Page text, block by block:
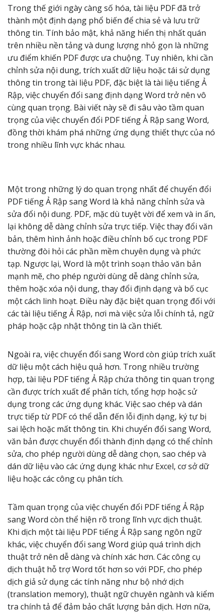
Trong thế giới ngày càng số hóa, tài liệu PDF đã trở
thành một định dạng phổ biến để chia sẻ và lưu trữ
thông tin. Tính bảo mật, khả năng hiển thị nhất quán
trên nhiều nền tảng và dung lượng nhỏ gọn là những
ưu điểm khiến PDF được ưa chuộng. Tuy nhiên, khi cần
chỉnh sửa nội dung, trích xuất dữ liệu hoặc tái sử dụng
thông tin trong tài liệu PDF, đặc biệt là tài liệu tiếng Ả
Rập, việc chuyển đổi sang định dạng Word trở nên vô
cùng quan trọng. Bài viết này sẽ đi sâu vào tầm quan
trọng của việc chuyển đổi PDF tiếng Ả Rập sang Word,
đồng thời khám phá những ứng dụng thiết thực của nó
trong nhiều lĩnh vực khác nhau.
Một trong những lý do quan trọng nhất để chuyển đổi
PDF tiếng Ả Rập sang Word là khả năng chỉnh sửa và
sửa đổi nội dung. PDF, mặc dù tuyệt vời để xem và in ấn,
lại không dễ dàng chỉnh sửa trực tiếp. Việc thay đổi văn
bản, thêm hình ảnh hoặc điều chỉnh bố cục trong PDF
thường đòi hỏi các phần mềm chuyên dụng và phức
tạp. Ngược lại, Word là một trình soạn thảo văn bản
mạnh mẽ, cho phép người dùng dễ dàng chỉnh sửa,
thêm hoặc xóa nội dung, thay đổi định dạng và bố cục
một cách linh hoạt. Điều này đặc biệt quan trọng đối với
các tài liệu tiếng Ả Rập, nơi mà việc sửa lỗi chính tả, ngữ
pháp hoặc cập nhật thông tin là cần thiết.
Ngoài ra, việc chuyển đổi sang Word còn giúp trích xuất
dữ liệu một cách hiệu quả hơn. Trong nhiều trường
hợp, tài liệu PDF tiếng Ả Rập chứa thông tin quan trọng
cần được trích xuất để phân tích, tổng hợp hoặc sử
dụng trong các ứng dụng khác. Việc sao chép và dán
trực tiếp từ PDF có thể dẫn đến lỗi định dạng, ký tự bị
sai lệch hoặc mất thông tin. Khi chuyển đổi sang Word,
văn bản được chuyển đổi thành định dạng có thể chỉnh
sửa, cho phép người dùng dễ dàng chọn, sao chép và
dán dữ liệu vào các ứng dụng khác như Excel, cơ sở dữ
liệu hoặc các công cụ phân tích.
Tầm quan trọng của việc chuyển đổi PDF tiếng Ả Rập
sang Word còn thể hiện rõ trong lĩnh vực dịch thuật.
Khi dịch một tài liệu PDF tiếng Ả Rập sang ngôn ngữ
khác, việc chuyển đổi sang Word giúp quá trình dịch
thuật trở nên dễ dàng và chính xác hơn. Các công cụ
dịch thuật hỗ trợ Word tốt hơn so với PDF, cho phép
dịch giả sử dụng các tính năng như bộ nhớ dịch
(translation memory), thuật ngữ chuyên ngành và kiểm
tra chính tả để đảm bảo chất lượng bản dịch. Hơn nữa,